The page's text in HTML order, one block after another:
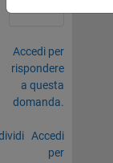
Accedi per
rispondere
a questa
domanda.
Accedi
per